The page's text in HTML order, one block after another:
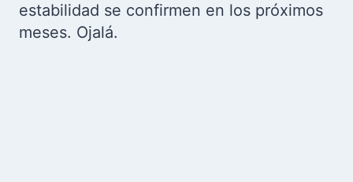
estabilidad se confirmen en los próximos
meses. Ojalá.